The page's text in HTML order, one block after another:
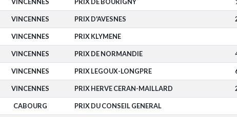
VINCENNES PRIX D'AVESNES
VINCENNES PRIX KLYMENE
VINCENNES PRIX DE NORMANDIE
VINCENNES PRIX LEGOUX-LONGPRE
VINCENNES PRIX HERVE CERAN-MAILLARD
CABOURG PRIX DU CONSEIL GENERAL